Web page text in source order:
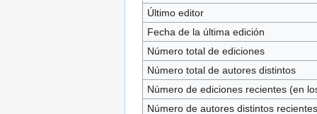
Último editor
Fecha de la última edición
Número total de ediciones
Número total de autores distintos
Número de ediciones recientes (en
Número de autores distintos recientes